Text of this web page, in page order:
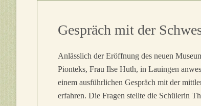
Gespräch mit der
Anlässlich der Eröffnung des neuen
Pionteks, Frau Ilse Huth, in Lauingen
einem ausführlichen Gespräch mit der
erfahren. Die Fragen stellte die Schülerin